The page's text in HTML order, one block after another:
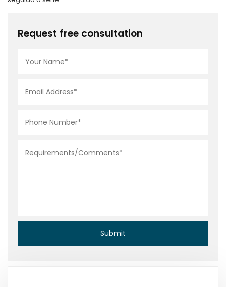
Request free consultation